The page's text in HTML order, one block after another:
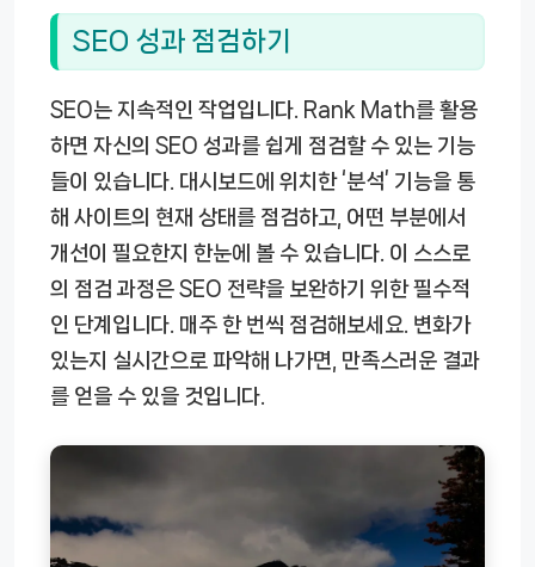
SEO 성과 점검하기
SEO는 지속적인 작업입니다. Rank Math를 활용
하면 자신의 SEO 성과를 쉽게 점검할 수 있는 기능
들이 있습니다. 대시보드에 위치한 ‘분석’ 기능을 통
해 사이트의 현재 상태를 점검하고, 어떤 부분에서
개선이 필요한지 한눈에 볼 수 있습니다. 이 스스로
의 점검 과정은 SEO 전략을 보완하기 위한 필수적
인 단계입니다. 매주 한 번씩 점검해보세요. 변화가
있는지 실시간으로 파악해 나가면, 만족스러운 결과
를 얻을 수 있을 것입니다.